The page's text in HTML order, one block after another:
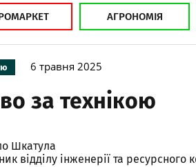
АГРОНОМІЯ
6 травня 2025
за технікою
Шкатула
відділу інженерії та